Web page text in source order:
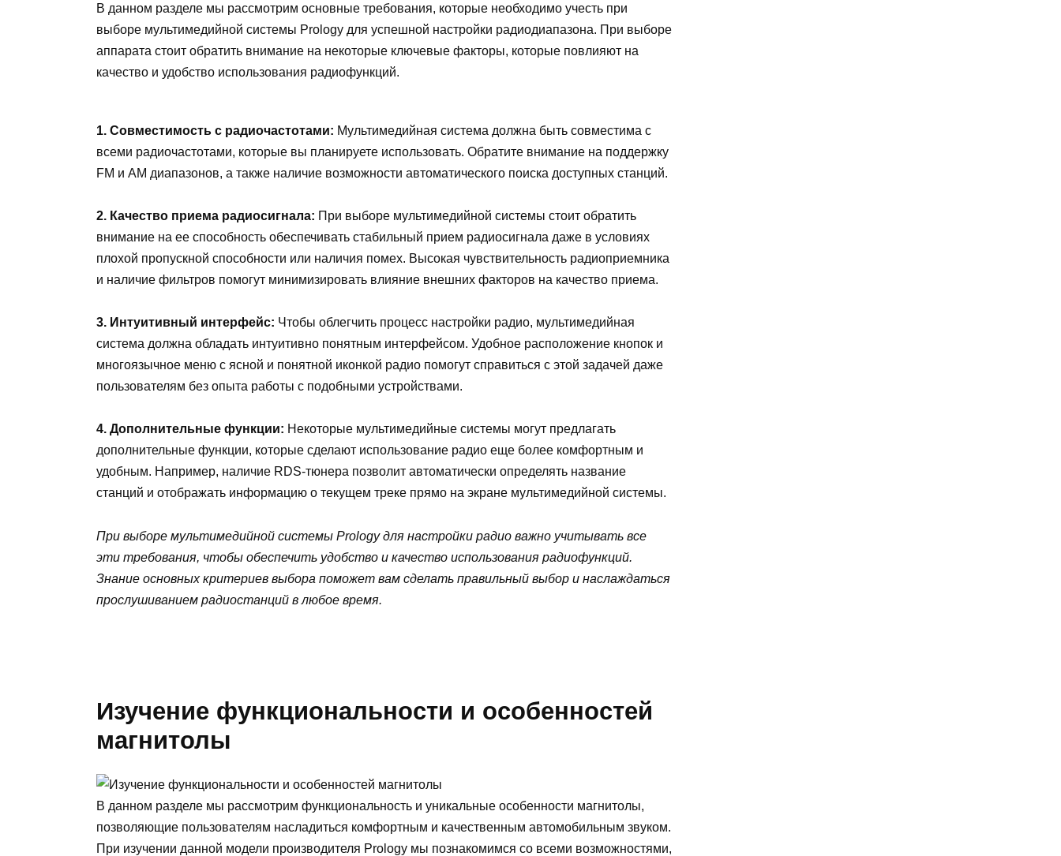
В данном разделе мы рассмотрим основные требования, которые необходимо учесть при
выборе мультимедийной системы Prology для успешной настройки радиодиапазона. При выборе
аппарата стоит обратить внимание на некоторые ключевые факторы, которые повлияют на
качество и удобство использования радиофункций.
1. Совместимость с радиочастотами: Мультимедийная система должна быть совместима с
всеми радиочастотами, которые вы планируете использовать. Обратите внимание на поддержку
FM и AM диапазонов, а также наличие возможности автоматического поиска доступных станций.
2. Качество приема радиосигнала: При выборе мультимедийной системы стоит обратить
внимание на ее способность обеспечивать стабильный прием радиосигнала даже в условиях
плохой пропускной способности или наличия помех. Высокая чувствительность радиоприемника
и наличие фильтров помогут минимизировать влияние внешних факторов на качество приема.
3. Интуитивный интерфейс: Чтобы облегчить процесс настройки радио, мультимедийная
система должна обладать интуитивно понятным интерфейсом. Удобное расположение кнопок и
многоязычное меню с ясной и понятной иконкой радио помогут справиться с этой задачей даже
пользователям без опыта работы с подобными устройствами.
4. Дополнительные функции: Некоторые мультимедийные системы могут предлагать
дополнительные функции, которые сделают использование радио еще более комфортным и
удобным. Например, наличие RDS-тюнера позволит автоматически определять название
станций и отображать информацию о текущем треке прямо на экране мультимедийной системы.
При выборе мультимедийной системы Prology для настройки радио важно учитывать все
эти требования, чтобы обеспечить удобство и качество использования радиофункций.
Знание основных критериев выбора поможет вам сделать правильный выбор и наслаждаться
прослушиванием радиостанций в любое время.
Изучение функциональности и особенностей
магнитолы
В данном разделе мы рассмотрим функциональность и уникальные особенности магнитолы,
позволяющие пользователям насладиться комфортным и качественным автомобильным звуком.
При изучении данной модели производителя Prology мы познакомимся со всеми возможностями,